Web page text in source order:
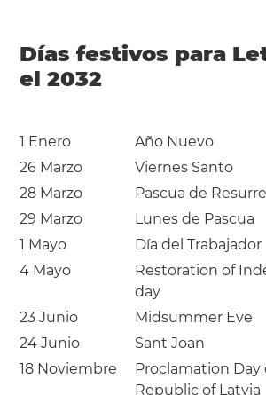
Días festivos para
el 2032
1 Enero
Año Nuevo
26 Marzo
Viernes Santo
28 Marzo
Pascua de
29 Marzo
Lunes de Pascua
1 Mayo
Día del Trabajador
4 Mayo
Restoration of
day
23 Junio
Midsummer Eve
24 Junio
Sant Joan
18 Noviembre
Proclamation Day
Republic of Latvia